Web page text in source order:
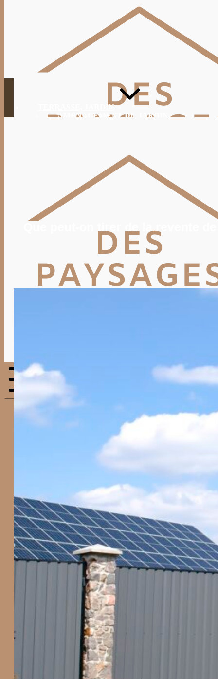
TERRASSE, JARDIN
AMÉNAGEMENT DU JARDIN
VIE PRATIQUE
ENERGIE
TRAVAUX
DEVIS
Rechercher
Rechercher :
Que peut-on tirer de la revente